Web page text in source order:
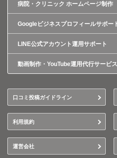
病院・クリニック ホームページ制作
Googleビジネスプロフィールサポー
LINE公式アカウント運用サポート
動画制作・YouTube運用代行サービ
口コミ投稿ガイドライン
利用規約
運営会社